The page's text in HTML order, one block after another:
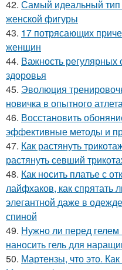
42. Самый идеальный
женской фигуры
43. 17 потрясающих
женщин
44. Важность регулярных
здоровья
45. Эволюция
новичка в опытного
46. Восстановить
эффективные методы и
47. Как растянуть
растянуть севший
48. Как носить платье с
лайфхаков, как спрятать
элегантной даже в
спиной
49. Нужно ли перед гелем
наносить гель для
50. Мартензы, что это.